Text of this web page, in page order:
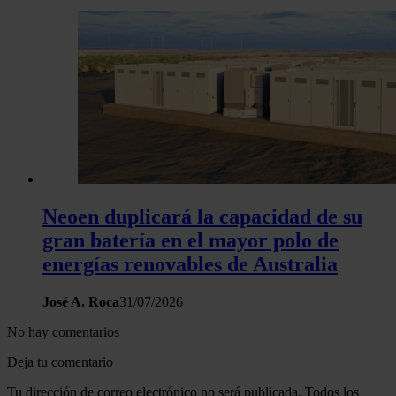
Neoen duplicará la capacidad de su
gran batería en el mayor polo de
energías renovables de Australia
José A. Roca31/07/2026
No hay comentarios
Deja tu comentario
Tu dirección de correo electrónico no será publicada. Todos los